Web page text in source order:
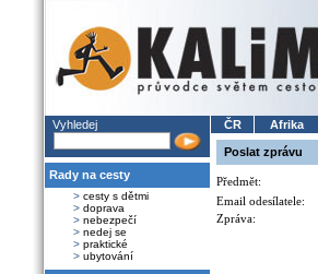
Vyhledej
Rady na cesty
> cesty s dětmi
> doprava
> nebezpečí
> nedej se
> praktické
> ubytování
ČR Afrika
Poslat zprávu
Předmět:
Email odesílatele:
Zpráva: